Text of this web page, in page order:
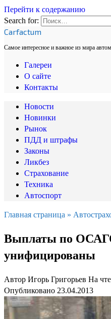
Перейти к содержанию
Search for:
Carfactum
Самое интересное и важное из мира
Галереи
О сайте
Контакты
Новости
Новинки
Рынок
ПДД и штрафы
Законы
Ликбез
Страхование
Техника
Автоспорт
Главная страница »
Выплаты по
унифицированы
Автор Игорь Григорьев На
Опубликовано 23.04.2013